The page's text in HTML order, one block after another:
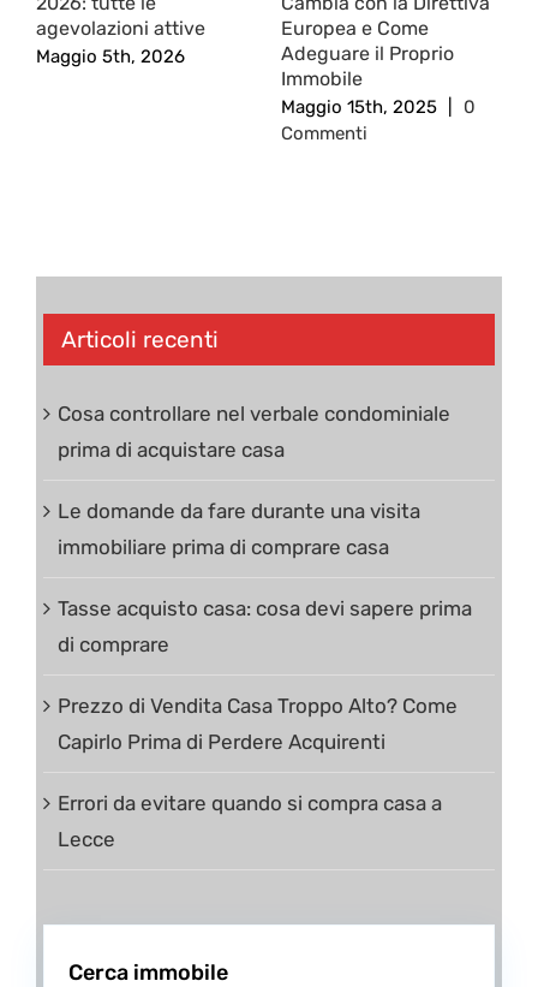
agevolazioni attive
Maggio 5th, 2026
Europea e Come
Adeguare il Proprio
Immobile
Maggio 15th, 2025
0
Commenti
Articoli recenti
Cosa controllare nel verbale condominiale
prima di acquistare casa
Le domande da fare durante una visita
immobiliare prima di comprare casa
Tasse acquisto casa: cosa devi sapere prima
di comprare
Prezzo di Vendita Casa Troppo Alto? Come
Capirlo Prima di Perdere Acquirenti
Errori da evitare quando si compra casa a
Lecce
Cerca immobile